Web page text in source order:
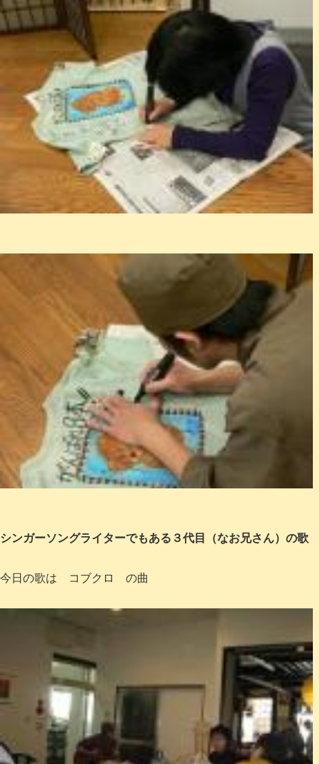
シンガーソングライターでもある３代目（なお兄さん）の歌
今日の歌は コブクロ の曲